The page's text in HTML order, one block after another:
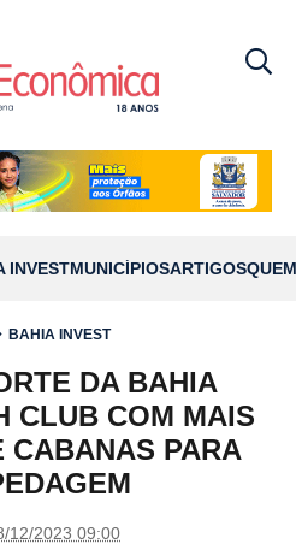
INVESTMUNICÍPIOSARTIGOS
BAHIA INVEST
DA BAHIA
CLUB COM MAIS
CABANAS PARA
12/2023 09:00